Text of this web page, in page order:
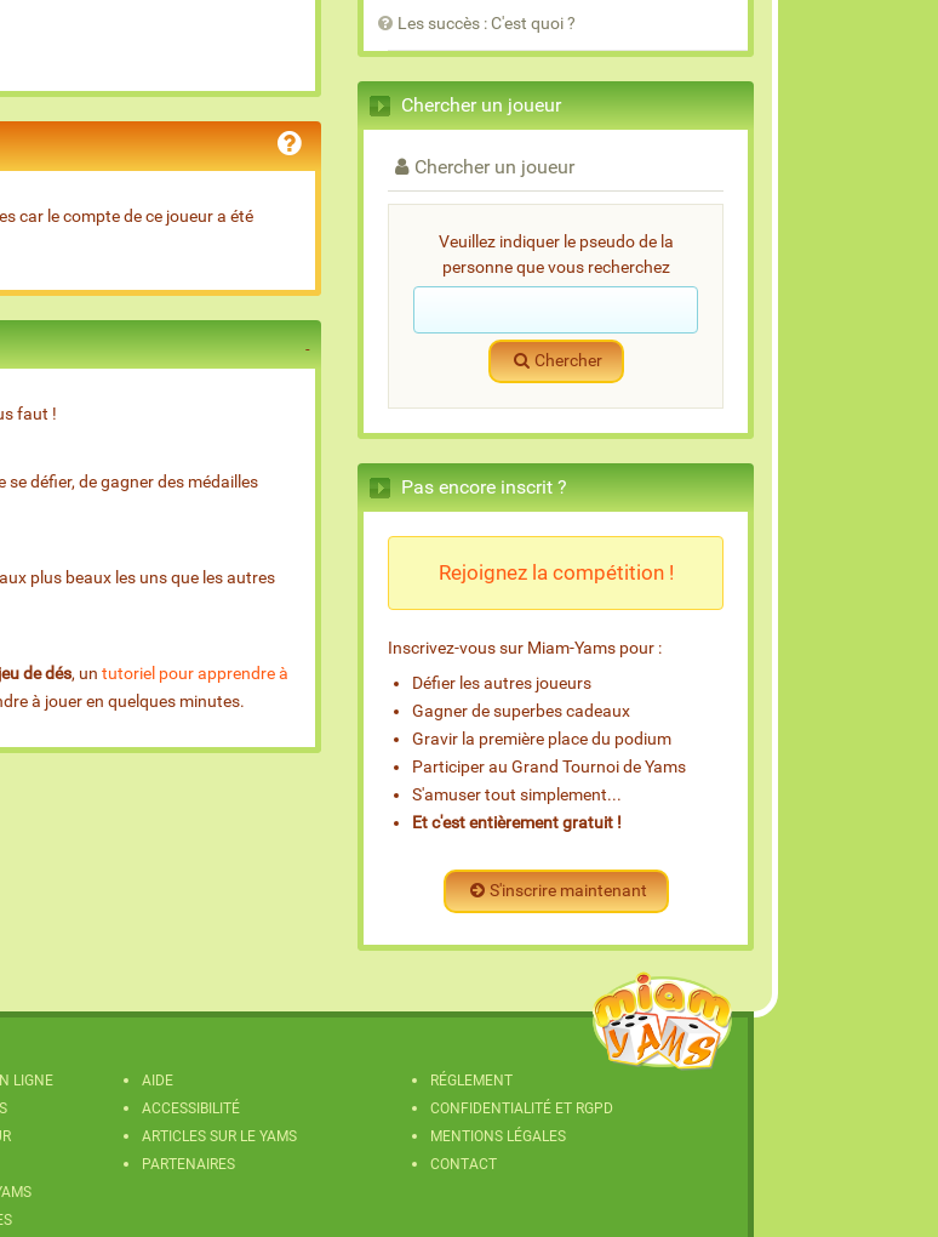
car le compte de ce joueur a été
faut !
se défier, de gagner des médailles
plus beaux les uns que les autres
jeu de dés, un tutoriel pour apprendre à
à jouer en quelques minutes.
Les succès : C'est quoi ?
Chercher un joueur
Chercher un joueur
Veuillez indiquer le pseudo de la
personne que vous recherchez
Chercher
Pas encore inscrit ?
Rejoignez la compétition !
Inscrivez-vous sur Miam-Yams pour :
Défier les autres joueurs
Gagner de superbes cadeaux
Gravir la première place du podium
Participer au Grand Tournoi de Yams
S'amuser tout simplement...
Et c'est entièrement gratuit !
S'inscrire maintenant
LIGNE
AIDE
ACCESSIBILITÉ
ARTICLES SUR LE YAMS
PARTENAIRES
RÉGLEMENT
CONFIDENTIALITÉ ET RGPD
MENTIONS LÉGALES
CONTACT